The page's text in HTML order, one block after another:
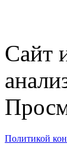
Сайт
Политикой